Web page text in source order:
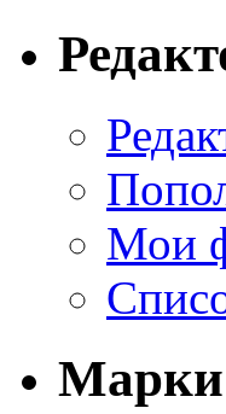
Мои
Марки